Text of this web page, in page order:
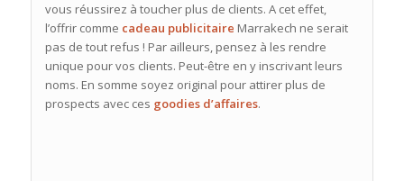
vous réussirez à toucher plus de clients. A cet effet,
l’offrir comme cadeau publicitaire Marrakech ne serait
pas de tout refus ! Par ailleurs, pensez à les rendre
unique pour vos clients. Peut-être en y inscrivant leurs
noms. En somme soyez original pour attirer plus de
prospects avec ces goodies d’affaires.